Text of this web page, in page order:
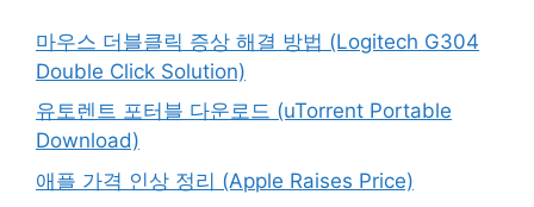
마우스 더블클릭 증상 해결 방법 (Logitech G304
Double Click Solution)
유토렌트 포터블 다운로드 (uTorrent Portable
Download)
애플 가격 인상 정리 (Apple Raises Price)